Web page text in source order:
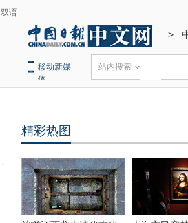
双语
>
移动新媒
体
站内搜索
精彩热图